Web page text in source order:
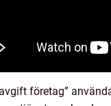
företag”